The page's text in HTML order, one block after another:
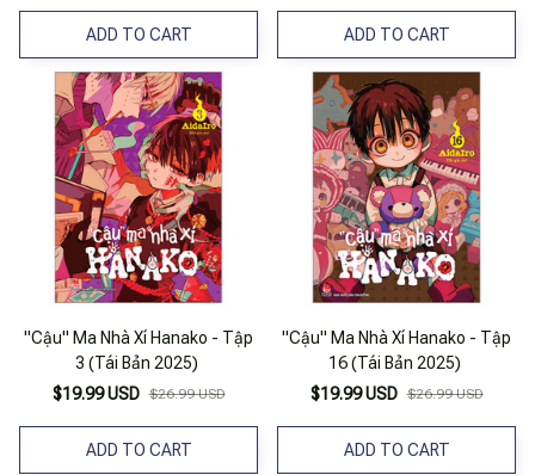
ADD TO CART ADD TO CART
"Cậu" Ma Nhà Xí Hanako - Tập
3 (Tái Bản 2025)
$19.99 USD $26.99 USD
ADD TO CART
"Cậu" Ma Nhà Xí Hanako - Tập
16 (Tái Bản 2025)
$19.99 USD $26.99 USD
ADD TO CART